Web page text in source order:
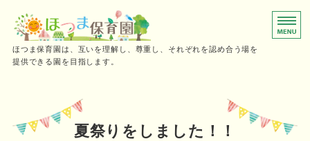
0～2歳児向けの小規模保育園
ほつま保育園は、互いを理解し、尊重し、それぞれを認め合う場を
提供できる園を目指します。
保育時間 夏祭りをしました！！